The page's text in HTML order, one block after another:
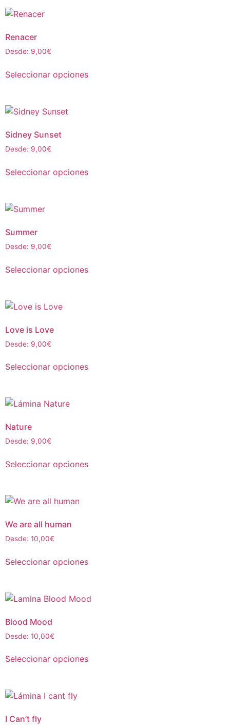
Renacer
Desde: 9,00€
Seleccionar opciones
Sidney Sunset
Desde: 9,00€
Seleccionar opciones
Summer
Desde: 9,00€
Seleccionar opciones
Love is Love
Desde: 9,00€
Seleccionar opciones
Nature
Desde: 9,00€
Seleccionar opciones
We are all human
Desde: 10,00€
Seleccionar opciones
Blood Mood
Desde: 10,00€
Seleccionar opciones
I Can’t fly